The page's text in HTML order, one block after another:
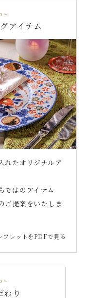
アイテム
れたオリジナルア
ではのアイテム
ご提案をいたしま
フレットをPDFで見る
り